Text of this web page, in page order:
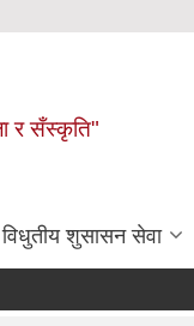
र सँस्कृति"
विधुतीय शुसासन सेवा